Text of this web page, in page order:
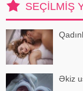
ayında İstanbuldak
SEÇILMIŞ
Əkiz